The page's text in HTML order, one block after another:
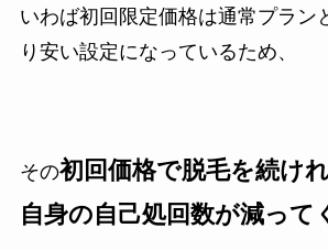
いわば初回限定価格は通常プラン
り安い設定になっているため、
その初回価格で脱毛を続け
自身の自己処回数が減って